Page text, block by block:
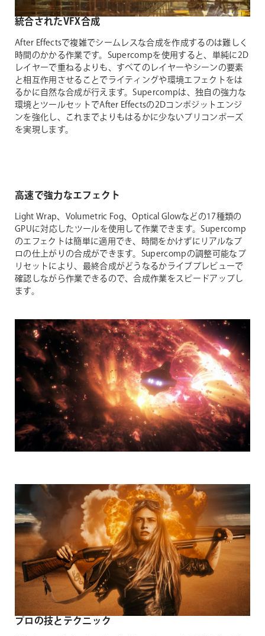
統合されたVFX合成
After Effectsで複雑でシームレスな合成を作成するのは難しく
時間のかかる作業です。Supercompを使用すると、単純に2D
レイヤーで重ねるよりも、すべてのレイヤーやシーンの要素
と相互作用させることでライティングや環境エフェクトをは
るかに自然な合成が行えます。Supercompは、独自の強力な
環境とツールセットでAfter Effectsの2Dコンポジットエンジ
ンを強化し、これまでよりもはるかに少ないプリコンポーズ
を実現します。
高速で強力なエフェクト
Light Wrap、Volumetric Fog、Optical Glowなどの17種類の
GPUに対応したツールを使用して作業できます。Supercomp
のエフェクトは簡単に適用でき、時間をかけずにリアルなプ
ロの仕上がりの合成ができます。Supercompの調整可能なプ
リセットにより、最終合成がどうなるかライブプレビューで
確認しながら作業できるので、合成作業をスピードアップし
ます。
プロの技とテクニック